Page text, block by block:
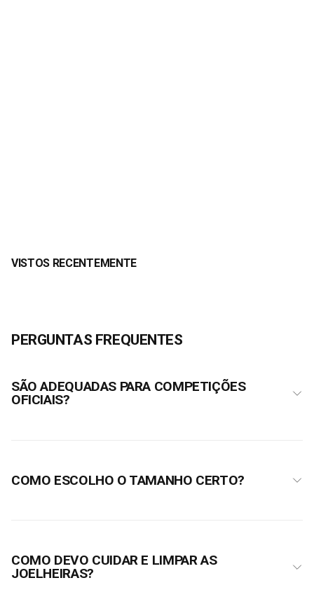
VISTOS RECENTEMENTE
PERGUNTAS FREQUENTES
SÃO ADEQUADAS PARA COMPETIÇÕES
OFICIAIS?
COMO ESCOLHO O TAMANHO CERTO?
COMO DEVO CUIDAR E LIMPAR AS
JOELHEIRAS?